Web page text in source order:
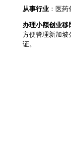
从事行业 ：医
办理小额创业移
方便管理新加坡
证。